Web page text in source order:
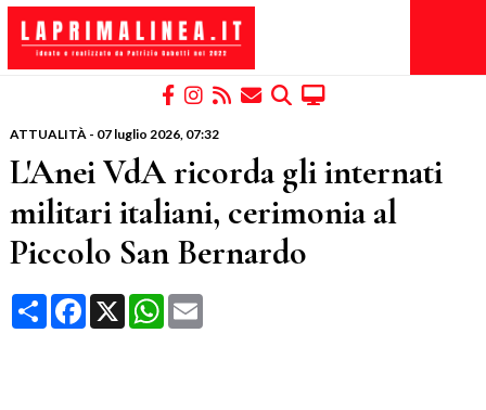
ATTUALITÀ- 07 luglio 2026, 07:32
L'Anei VdA ricorda gli internati
militari italiani, cerimonia al
Piccolo San Bernardo
CondividiFacebook
X WhatsApp
Email